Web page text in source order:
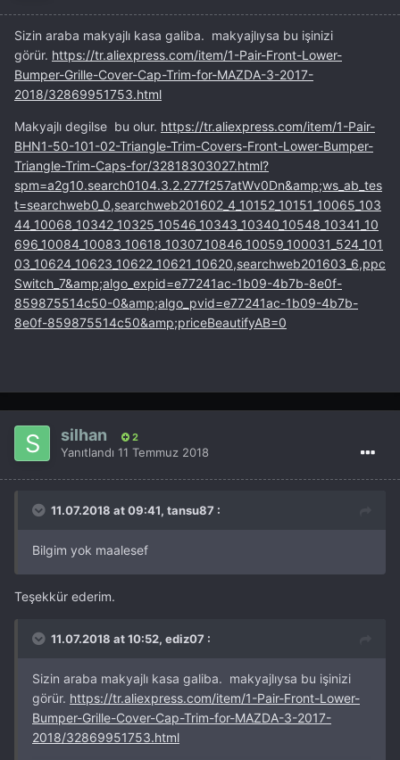
Sizin araba makyajlı kasa galiba. makyajlıysa bu işinizi
görür. https://tr.aliexpress.com/item/1-Pair-Front-Lower-
Bumper-Grille-Cover-Cap-Trim-for-MAZDA-3-2017-
2018/32869951753.html
Makyajlı degilse bu olur. https://tr.aliexpress.com/item/1-Pair-
BHN1-50-101-02-Triangle-Trim-Covers-Front-Lower-Bumper-
Triangle-Trim-Caps-for/32818303027.html?
spm=a2g10.search0104.3.2.277f257atWv0Dn&amp;ws_ab_tes
t=searchweb0_0,searchweb201602_4_10152_10151_10065_103
44_10068_10342_10325_10546_10343_10340_10548_10341_10
696_10084_10083_10618_10307_10846_10059_100031_524_101
03_10624_10623_10622_10621_10620,searchweb201603_6,ppc
Switch_7&amp;algo_expid=e77241ac-1b09-4b7b-8e0f-
859875514c50-0&amp;algo_pvid=e77241ac-1b09-4b7b-
8e0f-859875514c50&amp;priceBeautifyAB=0
silhan 2
Yanıtlandı 11 Temmuz 2018
11.07.2018 at 09:41, tansu87 :
Bilgim yok maalesef
Teşekkür ederim.
11.07.2018 at 10:52, ediz07 :
Sizin araba makyajlı kasa galiba. makyajlıysa bu işinizi
görür. https://tr.aliexpress.com/item/1-Pair-Front-Lower-
Bumper-Grille-Cover-Cap-Trim-for-MAZDA-3-2017-
2018/32869951753.html